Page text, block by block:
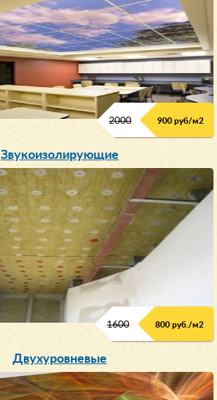
2000 900 руб/м2
Звукоизолирующие
1600 800 руб./м2
Двухуровневые